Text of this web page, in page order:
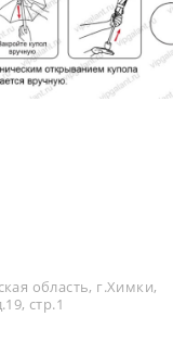
область, г.Химки,
стр.1